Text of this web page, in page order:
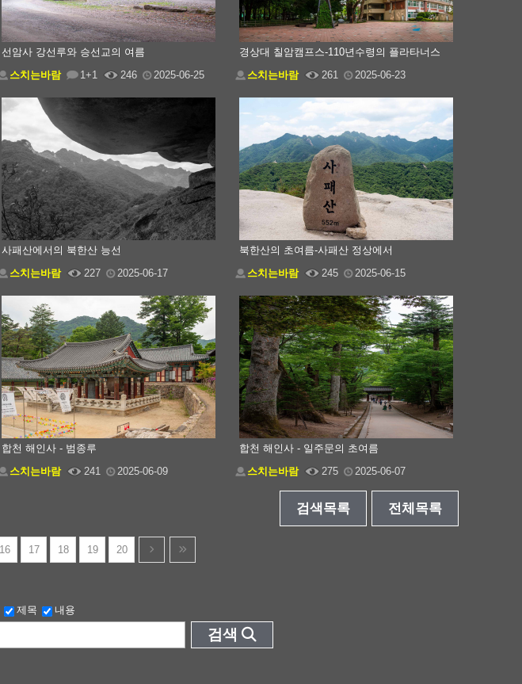
선암사 강선루와 승선교의 여름
스치는바람
1+1 246 2025-06-25
경상대 칠암캠프스-110년수령의 플라타너스
스치는바람
261 2025-06-23
사패산에서의 북한산 능선
스치는바람
227 2025-06-17
북한산의 초여름-사패산 정상에서
스치는바람
245 2025-06-15
합천 해인사 - 범종루
스치는바람
241 2025-06-09
합천 해인사 - 일주문의 초여름
스치는바람
275 2025-06-07
검색목록 전체목록
16 17 18 19 20
제목 내용
검색